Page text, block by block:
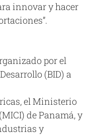
innovar y hacer
por el
(BID) a
,el Ministerio
de Panamá, y
y